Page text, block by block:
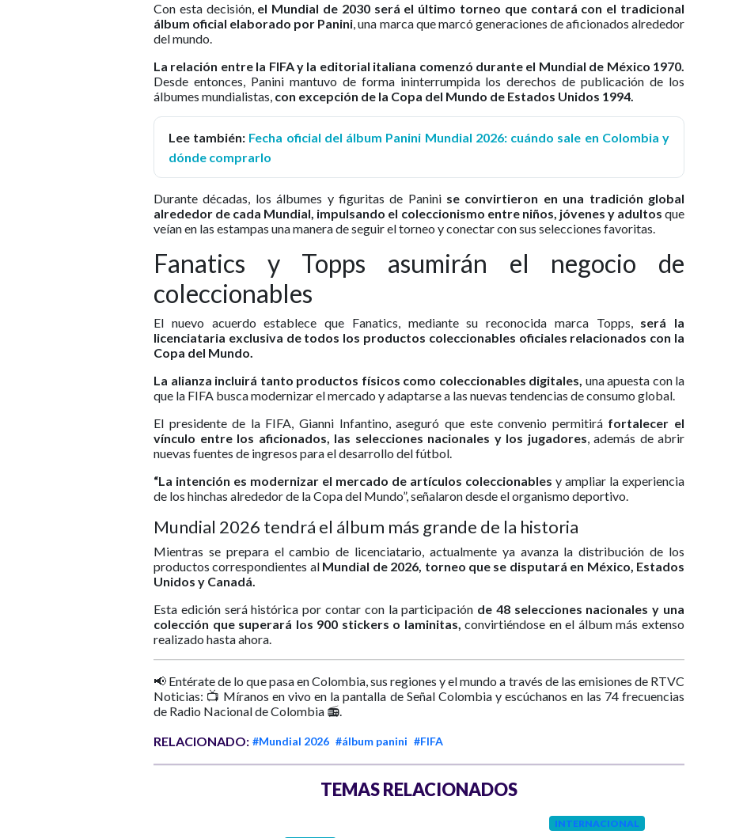
Con esta decisión,el Mundial de 2030 será el último torneo que contará con el tradicional
álbum oficial elaborado por Panini, una marca que marcó generaciones de aficionados alrededor
del mundo.
La relación entre la FIFA y la editorial italiana comenzó durante el Mundial de México 1970.
Desde entonces, Panini mantuvo de forma ininterrumpida los derechos de publicación de los
álbumes mundialistas, con excepción de la Copa del Mundo de Estados Unidos 1994.
Lee también: Fecha oficial del álbum Panini Mundial 2026: cuándo sale en Colombia y
dónde comprarlo
Durante décadas, los álbumes y figuritas de Panini se convirtieron en una tradición global
alrededor de cada Mundial, impulsando el coleccionismo entre niños, jóvenes y adultos que
veían en las estampas una manera de seguir el torneo y conectar con sus selecciones favoritas.
Fanatics y Topps asumirán el negocio de
coleccionables
El nuevo acuerdo establece que Fanatics, mediante su reconocida marca Topps, será la
licenciataria exclusiva de todos los productos coleccionables oficiales relacionados con la
Copa del Mundo.
La alianza incluirá tanto productos físicos como coleccionables digitales, una apuesta con la
que la FIFA busca modernizar el mercado y adaptarse a las nuevas tendencias de consumo global.
El presidente de la FIFA, Gianni Infantino, aseguró que este convenio permitiráfortalecer el
vínculo entre los aficionados, las selecciones nacionales y los jugadores, además de abrir
nuevas fuentes de ingresos para el desarrollo del fútbol.
“La intención es modernizar el mercado de artículos coleccionables y ampliar la experiencia
de los hinchas alrededor de la Copa del Mundo”, señalaron desde el organismo deportivo.
Mundial 2026 tendrá el álbum más grande de la historia
Mientras se prepara el cambio de licenciatario, actualmente ya avanza la distribución de los
productos correspondientes alMundial de 2026, torneo que se disputará en México, Estados
Unidos y Canadá.
Esta edición será histórica por contar con la participación de 48 selecciones nacionales y una
colección que superará los 900 stickers o laminitas, convirtiéndose en el álbum más extenso
realizado hasta ahora.
📢 Entérate de lo que pasa en Colombia, sus regiones y el mundo a través de las emisiones de RTVC
Noticias: 📺 Míranos en vivo en la pantalla de Señal Colombia y escúchanos en las 74 frecuencias
de Radio Nacional de Colombia 📻.
RELACIONADO: #Mundial 2026 #álbum panini #FIFA
TEMAS RELACIONADOS
INTERNACIONAL